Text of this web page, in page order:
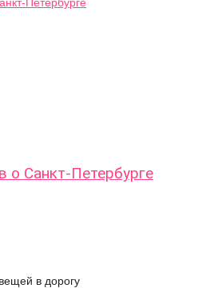
о Санкт-Петербурге
в дорогу